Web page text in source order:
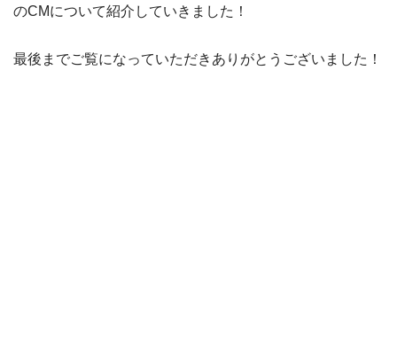
のCMについて紹介していきました！
最後までご覧になっていただきありがとうございました！